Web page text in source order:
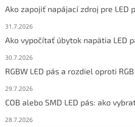
Ako zapojiť napájací zdroj pre LED
31.7.2026
Ako vypočítať úbytok napätia LED
30.7.2026
RGBW LED pás a rozdiel oproti
29.7.2026
COB alebo SMD LED pás: ako
28.7.2026